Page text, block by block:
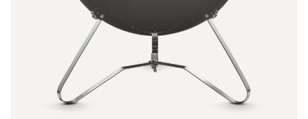
Kömürlü Barbekü Aksesuarları
Tüm Kömürlü Barbeküleri Görüntüle
Weber Crafted
Ekipmanlar
Akıllı Cihazlar
Yedek Parça & Destek
Yemek Tarifleri
Grill Akademi